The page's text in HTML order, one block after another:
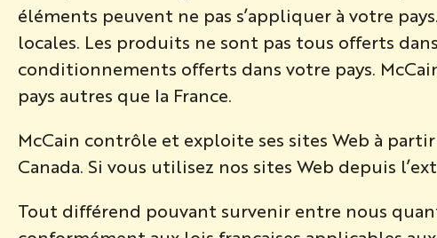
éléments peuvent ne pas s’appliquer à votre
locales. Les produits ne sont pas tous offerts
conditionnements offerts dans votre pays.
pays autres que la France.
McCain contrôle et exploite ses sites Web à
Canada. Si vous utilisez nos sites Web depuis
Tout différend pouvant survenir entre nous